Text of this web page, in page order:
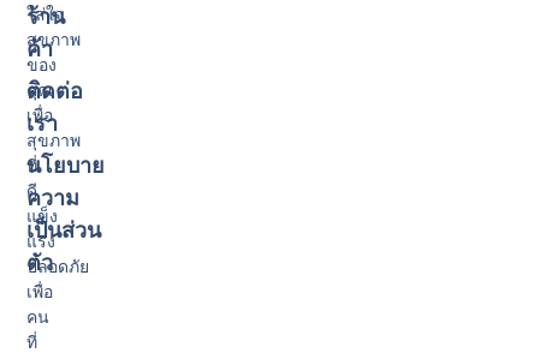
ใส่ใจ
สุขภาพ
ของ
คุณ
เพื่อ
สุขภาพ
ที่
ดี
แข็ง
แรง
ปลอดภัย
เพื่อ
คน
ที่
ร้าน
ค้า
ติดต่อ
เรา
นโยบาย
ความ
เป็นส่วน
ตัว